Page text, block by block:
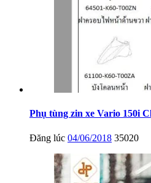
Phụ tùng zin xe Vario 150i
Đăng lúc 04/06/2018 35020